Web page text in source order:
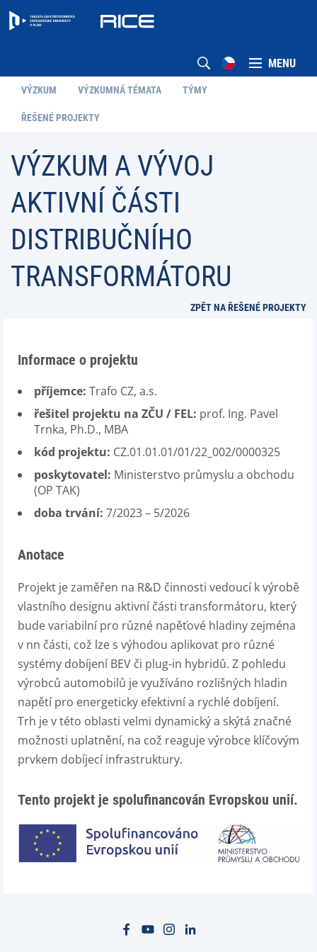
MENU
VÝZKUM VÝZKUMNÁ TÉMATA TÝMY
ŘEŠENÉ PROJEKTY
VÝZKUM A VÝVOJ
AKTIVNÍ ČÁSTI
DISTRIBUČNÍHO
TRANSFORMÁTORU
ZPĚT NA ŘEŠENÉ PROJEKTY
Informace o projektu
příjemce: Trafo CZ, a.s.
řešitel projektu na ZČU / FEL: prof. Ing. Pavel
Trnka, Ph.D., MBA
kód projektu: CZ.01.01.01/01/22_002/0000325
poskytovatel: Ministerstvo průmyslu a obchodu
(OP TAK)
doba trvání: 7/2023 – 5/2026
Anotace
Projekt je zaměřen na R&D činnosti vedoucí k výrobě
vlastního designu aktivní části transformátoru, který
bude variabilní pro různé napěťové hladiny zejména
v nn části, což lze s výhodou aplikovat pro různé
systémy dobíjení BEV či plug-in hybridů. Z pohledu
výrobců automobilů je využíváno rozlišných hladin
napětí pro energeticky efektivní a rychlé dobíjení.
Trh je v této oblasti velmi dynamický a skýtá značné
možnosti uplatnění, na což reaguje výrobce klíčovým
prvkem dobíjecí infrastruktury.
Tento projekt je spolufinancován Evropskou unií.